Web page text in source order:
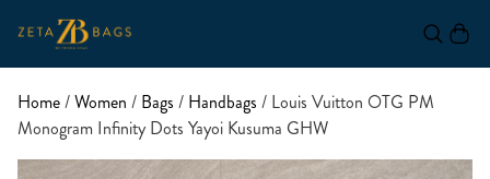
Home/Women / Bags / Handbags / Louis Vuitton OTG PM
Monogram Infinity Dots Yayoi Kusuma GHW